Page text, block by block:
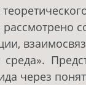
через